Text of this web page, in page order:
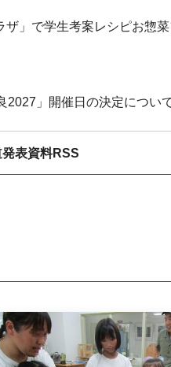
ザ」で学生考案レシピお惣
2027」開催日の決定につい
表資料RSS